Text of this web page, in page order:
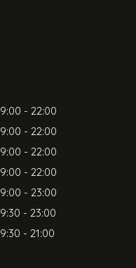
9:00 - 22:00
9:00 - 22:00
9:00 - 22:00
9:00 - 22:00
9:00 - 23:00
9:30 - 23:00
9:30 - 21:00